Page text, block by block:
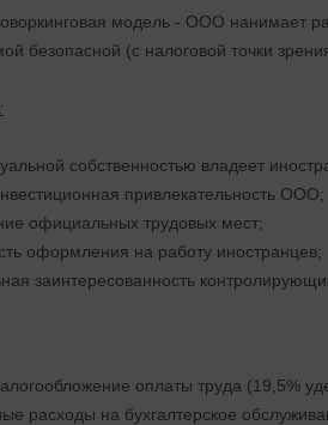
модель - ООО нанимает
безопасной (с налоговой точки
собственностью владеет
привлекательность ООО;
официальных трудовых мест;
оформления на работу иностранцев;
заинтересованность
оплаты труда (19,5%
расходы на бухгалтерское